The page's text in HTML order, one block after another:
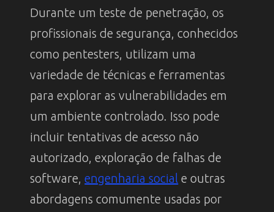
Durante um teste de penetração, os
profissionais de segurança, conhecidos
como pentesters, utilizam uma
variedade de técnicas e ferramentas
para explorar as vulnerabilidades em
um ambiente controlado. Isso pode
incluir tentativas de acesso não
autorizado, exploração de falhas de
software,engenharia social e outras
abordagens comumente usadas por